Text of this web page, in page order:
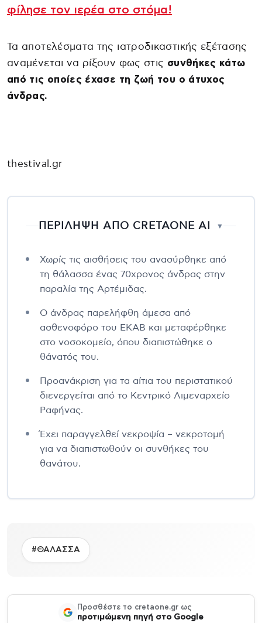
φίλησε τον ιερέα στο στόμα!
Τα αποτελέσματα της ιατροδικαστικής εξέτασης
αναμένεται να ρίξουν φως στις συνθήκες κάτω
από τις οποίες έχασε τη ζωή του ο άτυχος
άνδρας.
thestival.gr
ΠΕΡΙΛΗΨΗ ΑΠΟ CRETAONE AI ▼
Χωρίς τις αισθήσεις του ανασύρθηκε από
τη θάλασσα ένας 70χρονος άνδρας στην
παραλία της Αρτέμιδας.
Ο άνδρας παρελήφθη άμεσα από
ασθενοφόρο του ΕΚΑΒ και μεταφέρθηκε
στο νοσοκομείο, όπου διαπιστώθηκε ο
θάνατός του.
Προανάκριση για τα αίτια του περιστατικού
διενεργείται από το Κεντρικό Λιμεναρχείο
Ραφήνας.
Έχει παραγγελθεί νεκροψία – νεκροτομή
για να διαπιστωθούν οι συνθήκες του
θανάτου.
#ΘΑΛΑΣΣΑ
Προσθέστε το cretaone.gr ως
προτιμώμενη πηγή στο Google